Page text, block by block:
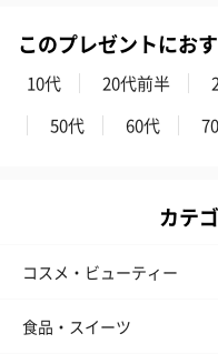
このプレゼントにお
10代 20代前半
50代
60代
カテ
コスメ・ビューティー
食品・スイーツ